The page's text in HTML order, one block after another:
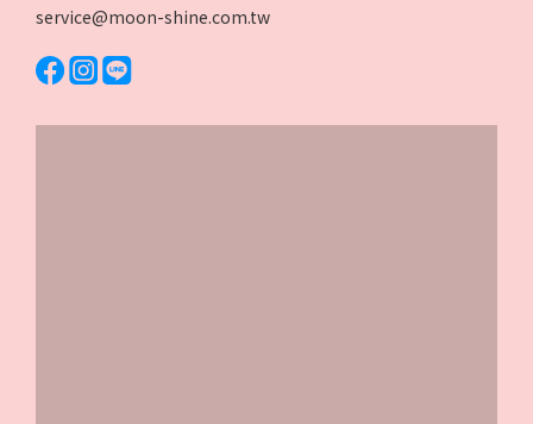
service@moon-shine.com.tw